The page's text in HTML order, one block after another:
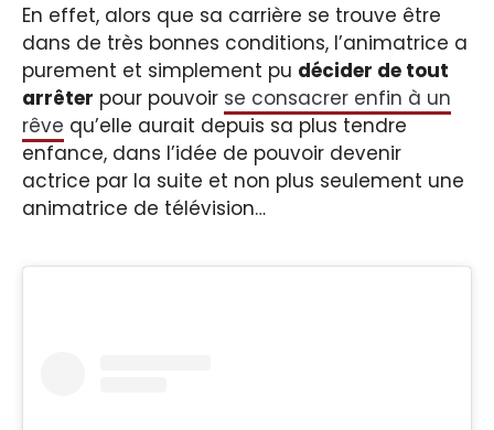
En effet, alors que sa carrière se trouve être
dans de très bonnes conditions, l’animatrice a
purement et simplement pu décider de tout
arrêter pour pouvoir se consacrer enfin à un
rêve qu’elle aurait depuis sa plus tendre
enfance, dans l’idée de pouvoir devenir
actrice par la suite et non plus seulement une
animatrice de télévision…